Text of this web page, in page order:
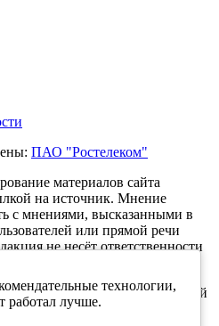
ПАО "Ростелеком"
материалов сайта
на источник. Мнение
с мнениями, высказанными в
или прямой речи
не несёт ответственности
в Федеральной
информационных
технологии,
работал лучше.